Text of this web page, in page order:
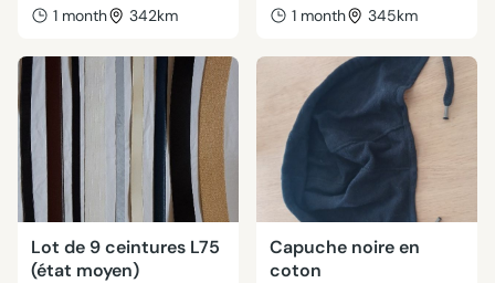
1 month 342km 1 month 345km
Lot de 9 ceintures L75
(état moyen)
Capuche noire en
coton